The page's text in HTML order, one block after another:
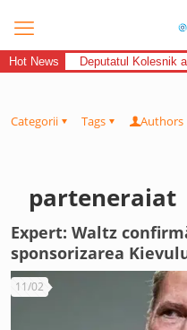
Hot News Deputatul Kolesnik
Categorii Tags Authors
parteneraiat
Expert: Waltz
sponsorizarea
11/02